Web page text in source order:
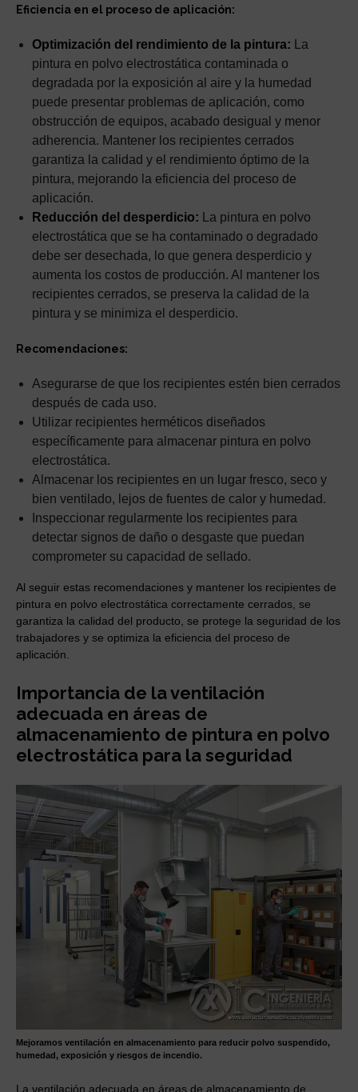
Eficiencia en el proceso de aplicación:
Optimización del rendimiento de la pintura: La
pintura en polvo electrostática contaminada o
degradada por la exposición al aire y la humedad
puede presentar problemas de aplicación, como
obstrucción de equipos, acabado desigual y menor
adherencia. Mantener los recipientes cerrados
garantiza la calidad y el rendimiento óptimo de la
pintura, mejorando la eficiencia del proceso de
aplicación.
Reducción del desperdicio: La pintura en polvo
electrostática que se ha contaminado o degradado
debe ser desechada, lo que genera desperdicio y
aumenta los costos de producción. Al mantener los
recipientes cerrados, se preserva la calidad de la
pintura y se minimiza el desperdicio.
Recomendaciones:
Asegurarse de que los recipientes estén bien cerrados
después de cada uso.
Utilizar recipientes herméticos diseñados
específicamente para almacenar pintura en polvo
electrostática.
Almacenar los recipientes en un lugar fresco, seco y
bien ventilado, lejos de fuentes de calor y humedad.
Inspeccionar regularmente los recipientes para
detectar signos de daño o desgaste que puedan
comprometer su capacidad de sellado.
Al seguir estas recomendaciones y mantener los recipientes de
pintura en polvo electrostática correctamente cerrados, se
garantiza la calidad del producto, se protege la seguridad de los
trabajadores y se optimiza la eficiencia del proceso de
aplicación.
Importancia de la ventilación
adecuada en áreas de
almacenamiento de pintura en polvo
electrostática para la seguridad
Mejoramos ventilación en almacenamiento para reducir polvo suspendido,
humedad, exposición y riesgos de incendio.
La ventilación adecuada en áreas de almacenamiento de